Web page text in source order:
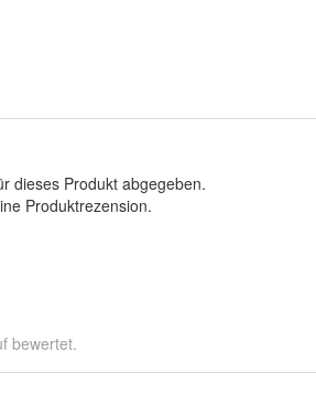
dieses Produkt abgegeben.
Produktrezension.
bewertet.